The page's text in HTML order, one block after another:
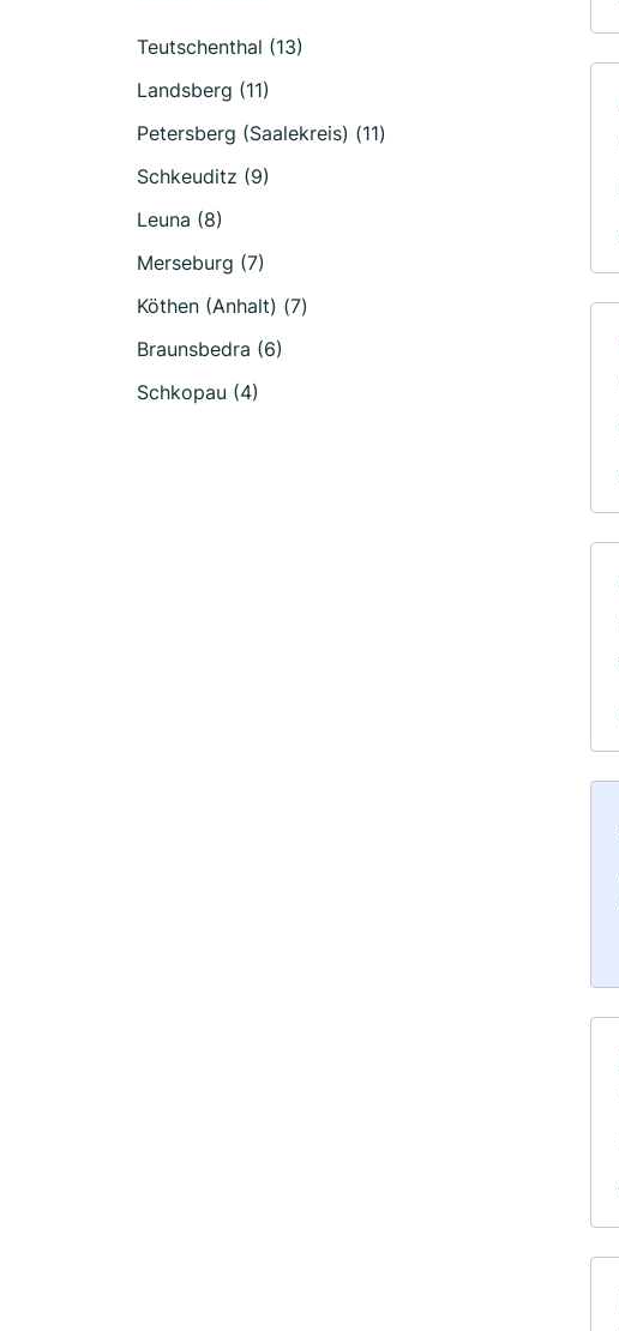
Teutschenthal (13)
Landsberg (11)
Petersberg (Saalekreis) (11)
Schkeuditz (9)
Leuna (8)
Merseburg (7)
Köthen (Anhalt) (7)
Braunsbedra (6)
Schkopau (4)